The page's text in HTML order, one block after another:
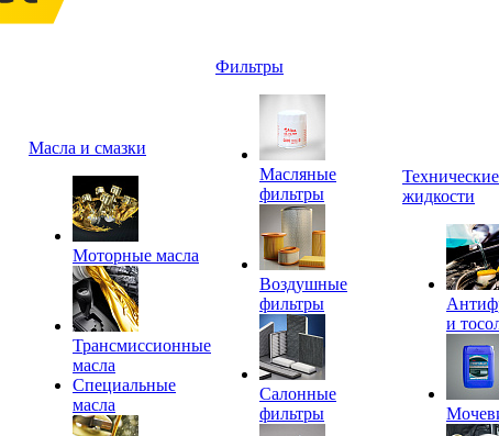
Масла и смазки
Моторные масла
Трансмиссионные
масла
Специальные
масла
Фильтры
Масляные
фильтры
Воздушные
фильтры
Салонные
фильтры
Технические
жидкости
и